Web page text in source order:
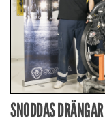
SNODDAS